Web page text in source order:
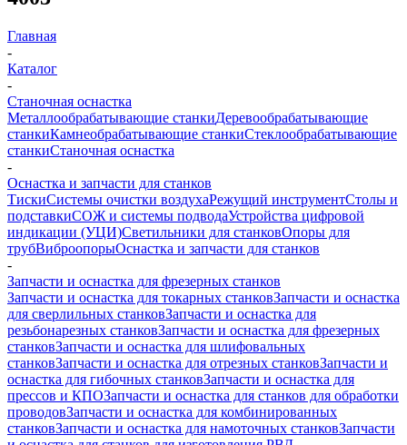
Главная
-
Каталог
-
Станочная оснастка
Металлообрабатывающие станкиДеревообрабатывающие
станкиКамнеобрабатывающие станкиСтеклообрабатывающие
станкиСтаночная оснастка
-
Оснастка и запчасти для станков
ТискиСистемы очистки воздухаРежущий инструментСтолы и
подставкиСОЖ и системы подводаУстройства цифровой
индикации (УЦИ)Светильники для станковОпоры для
трубВиброопорыОснастка и запчасти для станков
-
Запчасти и оснастка для фрезерных станков
Запчасти и оснастка для токарных станковЗапчасти и оснастка
для сверлильных станковЗапчасти и оснастка для
резьбонарезных станковЗапчасти и оснастка для фрезерных
станковЗапчасти и оснастка для шлифовальных
станковЗапчасти и оснастка для отрезных станковЗапчасти и
оснастка для гибочных станковЗапчасти и оснастка для
прессов и КПОЗапчасти и оснастка для станков для обработки
проводовЗапчасти и оснастка для комбинированных
станковЗапчасти и оснастка для намоточных станковЗапчасти